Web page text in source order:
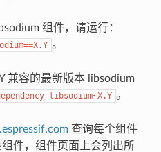
组件，请运行：
。
兼容的最新版本 libsodium
libsodium~X.Y 。
查询每个组件
件，组件页面上会列出所